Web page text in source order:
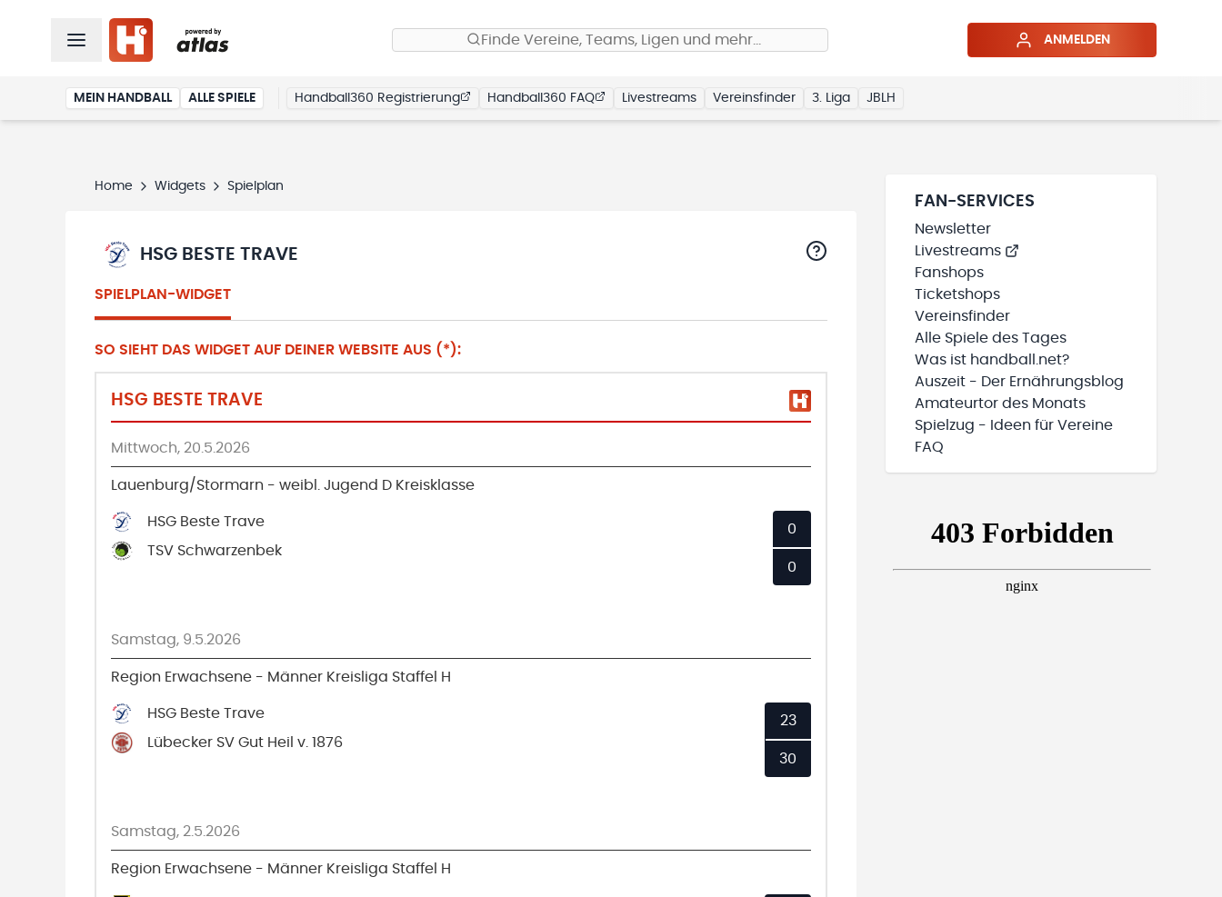
Finde Vereine, Teams, Ligen und mehr… ANMELDEN
MEIN HANDBALL ALLE SPIELE Handball360 Registrierung Handball360 FAQ Livestreams Vereinsfinder 3. Liga JBLH
Home Widgets Spielplan
HSG BESTE TRAVE
SPIELPLAN-WIDGET
SO SIEHT DAS WIDGET AUF DEINER WEBSITE AUS (*):
HSG BESTE TRAVE
Mittwoch, 20.5.2026
Lauenburg/Stormarn - weibl. Jugend D Kreisklasse
HSG Beste Trave
TSV Schwarzenbek
0
0
Samstag, 9.5.2026
Region Erwachsene - Männer Kreisliga Staffel H
HSG Beste Trave
Lübecker SV Gut Heil v. 1876
23
30
Samstag, 2.5.2026
Region Erwachsene - Männer Kreisliga Staffel H
FAN-SERVICES
Newsletter
Livestreams
Fanshops
Ticketshops
Vereinsfinder
Alle Spiele des Tages
Was ist handball.net?
Auszeit - Der Ernährungsblog
Amateurtor des Monats
Spielzug - Ideen für Vereine
FAQ